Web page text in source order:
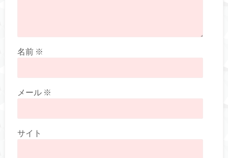
名前 ※
メール ※
サイト